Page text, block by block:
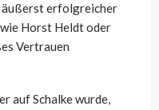
äußerst erfolgreicher
Horst Heldt oder
Vertrauen
auf Schalke wurde,